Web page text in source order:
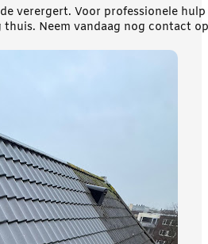
verergert. Voor professionele
thuis. Neem vandaag nog contact